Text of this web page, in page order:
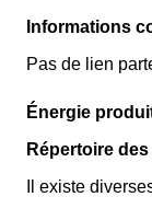
Informations
Pas de lien
Énergie
Répertoire
Il existe